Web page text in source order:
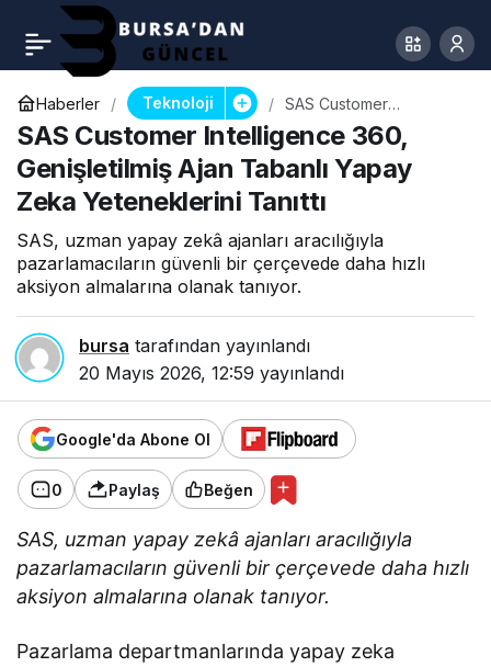
Haberler Teknoloji
SAS Customer
Intelligence 360,
Genişletilmiş Ajan
Tabanlı Yapay Zeka
Yeteneklerini Tanıttı
SAS Customer Intelligence 360,
Genişletilmiş Ajan Tabanlı Yapay
Zeka Yeteneklerini Tanıttı
SAS, uzman yapay zekâ ajanları aracılığıyla
pazarlamacıların güvenli bir çerçevede daha hızlı
aksiyon almalarına olanak tanıyor.
bursa tarafından yayınlandı
20 Mayıs 2026, 12:59 yayınlandı
Google'da Abone Ol
0 Paylaş Beğen
SAS, uzman yapay zekâ ajanları aracılığıyla
pazarlamacıların güvenli bir çerçevede daha hızlı
aksiyon almalarına olanak tanıyor.
Pazarlama departmanlarında yapay zeka